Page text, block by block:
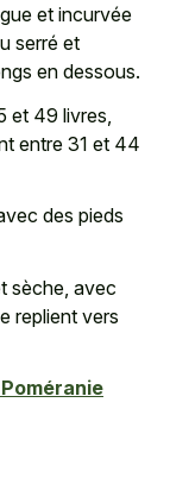
et incurvée
serré et
en dessous.
et 49 livres,
entre 31 et 44
des pieds
sèche, avec
replient vers